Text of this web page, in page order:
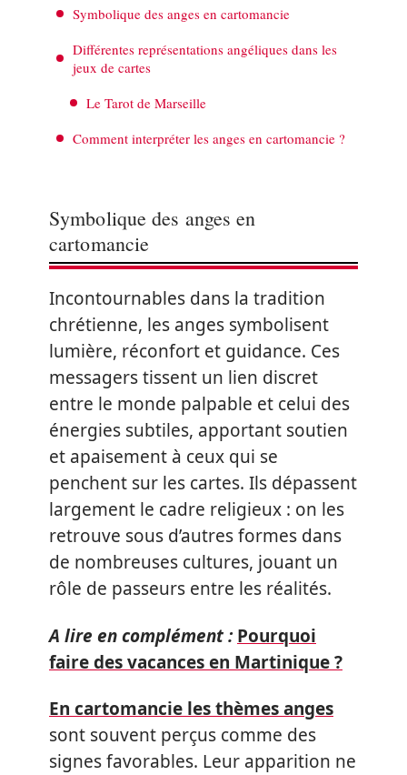
Symbolique des anges en cartomancie
Différentes représentations angéliques dans les
jeux de cartes
Le Tarot de Marseille
Comment interpréter les anges en cartomancie ?
Symbolique des anges en
cartomancie
Incontournables dans la tradition
chrétienne, les anges symbolisent
lumière, réconfort et guidance. Ces
messagers tissent un lien discret
entre le monde palpable et celui des
énergies subtiles, apportant soutien
et apaisement à ceux qui se
penchent sur les cartes. Ils dépassent
largement le cadre religieux : on les
retrouve sous d’autres formes dans
de nombreuses cultures, jouant un
rôle de passeurs entre les réalités.
A lire en complément : Pourquoi
faire des vacances en Martinique ?
En cartomancie les thèmes anges
sont souvent perçus comme des
signes favorables. Leur apparition ne